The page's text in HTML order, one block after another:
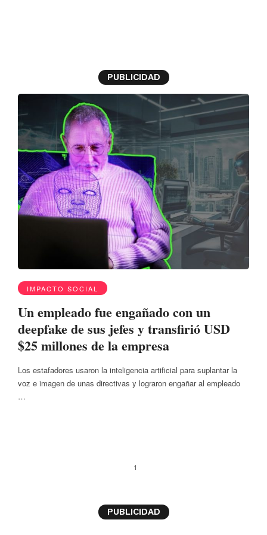
PUBLICIDAD
IMPACTO SOCIAL
Un empleado fue engañado con un
deepfake de sus jefes y transfirió USD
$25 millones de la empresa
Los estafadores usaron la inteligencia artificial para suplantar la
voz e imagen de unas directivas y lograron engañar al empleado
…
1
PUBLICIDAD